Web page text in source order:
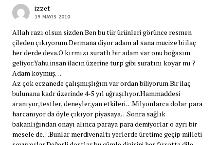
izzet
19 MAYIS 2010
Allah razı olsun sizden.Ben bu tür ürünleri görünce resmen
çileden çıkıyorum.Dermana diyor adam al sana mucize bi ilaç
her derde deva.O kırmızı suratlı bir adam var onu boğasım
geliyor.Yahu insan ilacın üzerine turp gibi suratını koyar mı ?
Adam koymuş…
Az çok eczanede çalışmışlığım var ordan biliyorum.Bir ilaç
bulunana kadr üzerinde 4-5 yıl uğraşılıyor.Hammaddesi
aranıyor,testler, deneyler,yan etkileri…Milyonlarca dolar para
harcanıyor da öyle çıkıyor piyasaya…Sonra sağlık
bakanlığından onayı alınca paraya para demiyorlar o ayrı bir
mesele de…Bunlar merdivenaltı yerlerde üretime geçip milleti